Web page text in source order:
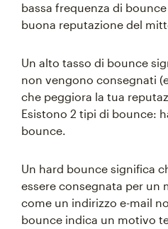
bassa frequenza di
buona reputazione del
Un alto tasso di bounce
non vengono consegnati
che peggiora la tua
Esistono 2 tipi di bounce:
bounce.
Un hard bounce significa
essere consegnata per un
come un indirizzo e-mail
bounce indica un motivo